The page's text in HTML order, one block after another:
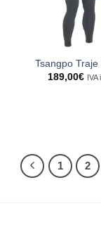
Tsangpo Traje
189,00€ IVA
1 2